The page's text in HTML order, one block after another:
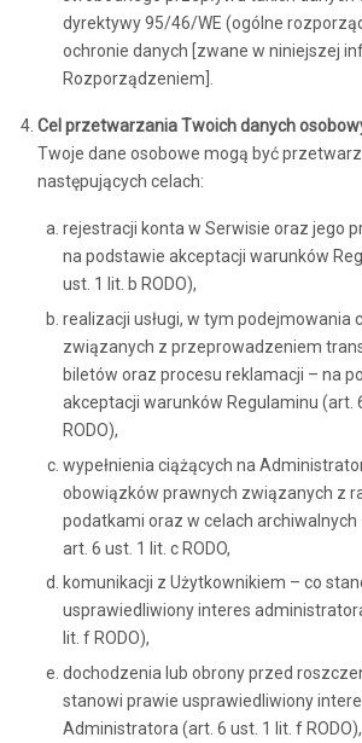
dyrektywy 95/46/WE (ogólne
ochronie danych [zwane w niniejszej
Rozporządzeniem].
Cel przetwarzania Twoich danych
Twoje dane osobowe mogą być
następujących celach:
rejestracji konta w Serwisie oraz jego
na podstawie akceptacji warunków
ust. 1 lit. b RODO),
realizacji usługi, w tym podejmowania
związanych z przeprowadzeniem
biletów oraz procesu reklamacji – na
akceptacji warunków Regulaminu (art.
RODO),
wypełnienia ciążących na
obowiązków prawnych związanych z
podatkami oraz w celach archiwalnych
art. 6 ust. 1 lit. c RODO,
komunikacji z Użytkownikiem – co
usprawiedliwiony interes
lit. f RODO),
dochodzenia lub obrony przed
stanowi prawie usprawiedliwiony
Administratora (art. 6 ust. 1 lit. f RODO),